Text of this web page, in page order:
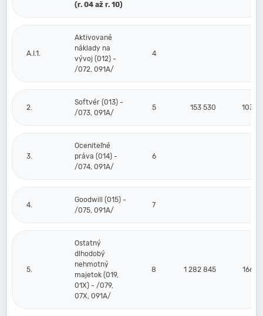
(r. 04 až r. 10)
A.I.1.
Aktivované
náklady na
vývoj (012) -
/072, 091A/
4
2.
Softvér (013) -
/073, 091A/
5 153 530 103
3.
Oceniteľné
práva (014) -
/074, 091A/
6
4.
Goodwill (015) -
/075, 091A/
7
5.
Ostatný
dlhodobý
nehmotný
majetok (019,
01X) - /079,
07X, 091A/
8 1 282 845 166